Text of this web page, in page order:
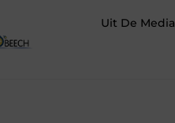
Uit De Media